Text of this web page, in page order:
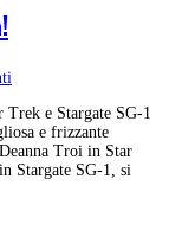
e Stargate SG-1
e frizzante
Troi in Star
Stargate SG-1, si